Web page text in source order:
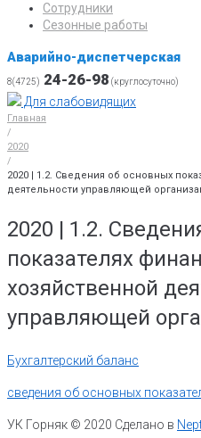
Сотрудники
Сезонные работы
Аварийно-диспетчерская
8(4725) 24-26-98 (круглосуточно)
Для слабовидящих
Главная
/
2020
/
2020 | 1.2. Сведения об основных
деятельности управляющей
2020 | 1.2.
показателях
хозяйственной
управляющей
Бухгалтерский баланс
сведения об основных
УК Горняк © 2020 Сделано в